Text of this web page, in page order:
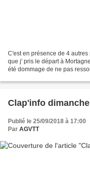
C'est en présence de 4 autres
que j' pris le départ à
été dommage de ne pas
Clap'info
Publié le 25/09/2018 à 17:00
Par AGVTT